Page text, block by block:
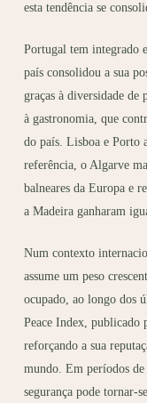
esta tendência se
Portugal tem integrado
país consolidou a sua
graças à diversidade
à gastronomia, que
do país. Lisboa e Porto
referência, o Algarve
balneares da Europa e
a Madeira ganharam
Num contexto
assume um peso
ocupado, ao longo dos
Peace Index, publicado
reforçando a sua
mundo. Em períodos de
segurança pode tornar-